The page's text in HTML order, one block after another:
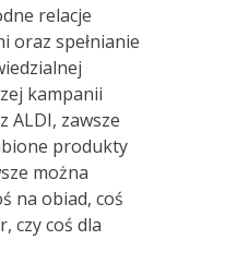
relacje
oraz spełnianie
kampanii
ALDI, zawsze
produkty
można
na obiad, coś
czy coś dla